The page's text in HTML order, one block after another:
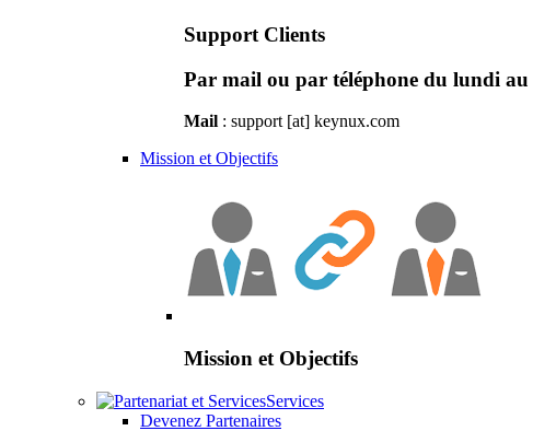
Support Clients
Par mail ou par téléphone du lundi
Mail : support [at] keynux.com
Mission et Objectifs
Mission et Objectifs
Services
Devenez Partenaires